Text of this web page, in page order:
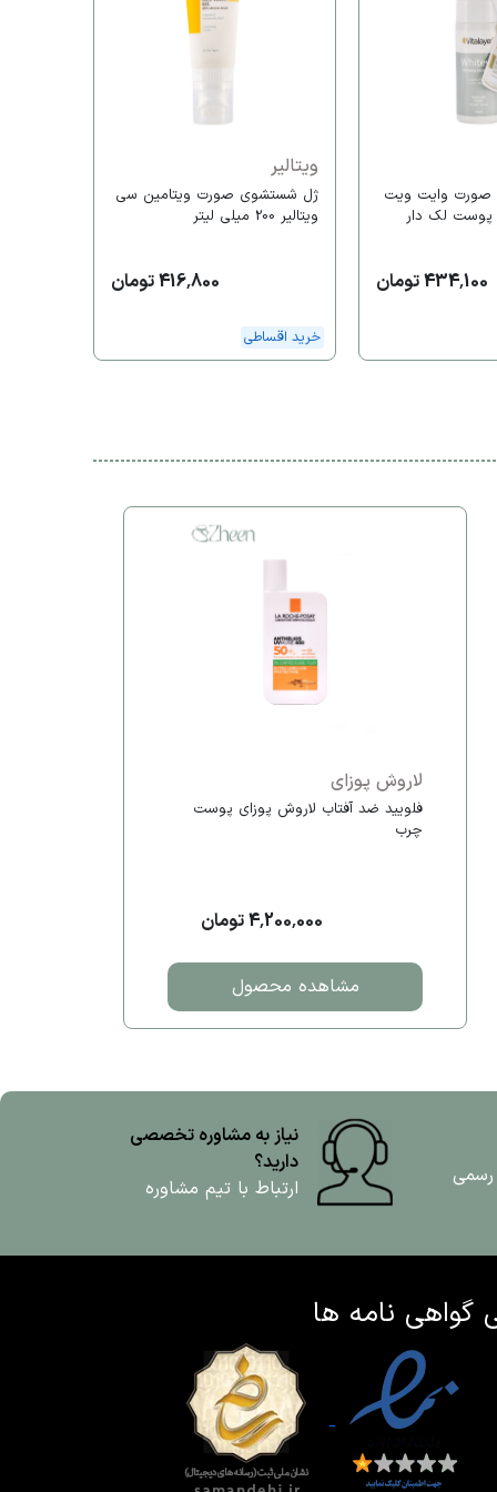
وایت ویت
پوست لک دار
434,100 تومان
ویتالیر
ژل شستشوی صورت ویتامین سی
ویتالیر 200 میلی لیتر
416,800 تومان
خرید اقساطی
لاروش پوزای
فلویید ضد آفتاب لاروش پوزای پوست
چرب
4,200,000 تومان
مشاهده محصول
رسمی
نیاز به مشاوره تخصصی
دارید؟
ارتباط با تیم مشاوره
گواهی نامه ها